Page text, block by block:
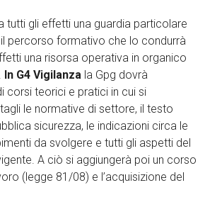
tutti gli effetti una guardia particolare
percorso formativo che lo condurrà
una risorsa operativa in organico
In G4 Vigilanza la Gpg dovrà
corsi teorici e pratici in cui si
le normative di settore, il testo
sicurezza, le indicazioni circa le
da svolgere e tutti gli aspetti del
A ciò si aggiungerà poi un corso
(legge 81/08) e l’acquisizione del